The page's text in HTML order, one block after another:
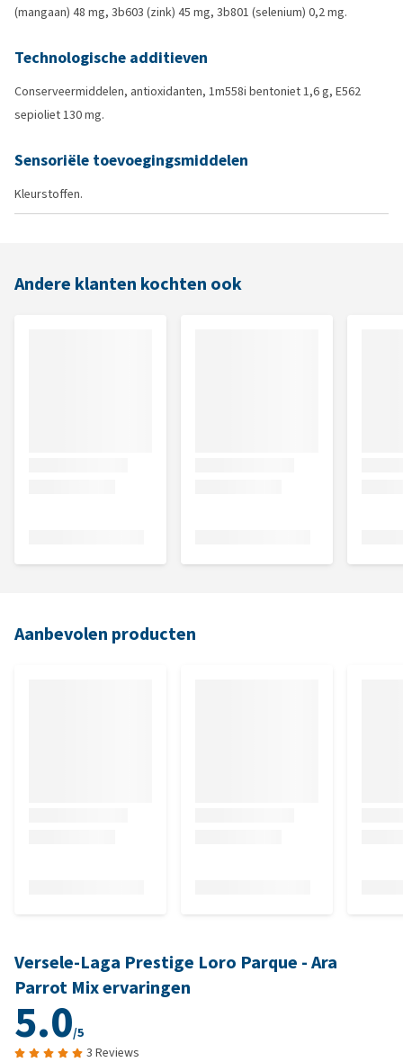
(mangaan) 48 mg, 3b603 (zink) 45 mg, 3b801 (selenium) 0,2 mg.
Technologische additieven
Conserveermiddelen, antioxidanten, 1m558i bentoniet 1,6 g, E562
sepioliet 130 mg.
Sensoriële toevoegingsmiddelen
Kleurstoffen.
Andere klanten kochten ook
Aanbevolen producten
Versele-Laga Prestige Loro Parque - Ara
Parrot Mix ervaringen
5.0/5
3 Reviews